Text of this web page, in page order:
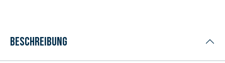
Beschreibung